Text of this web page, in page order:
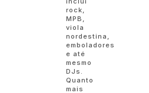
rock,
MPB,
viola
nordestina,
emboladores
e até
mesmo
DJs.
Quanto
mais